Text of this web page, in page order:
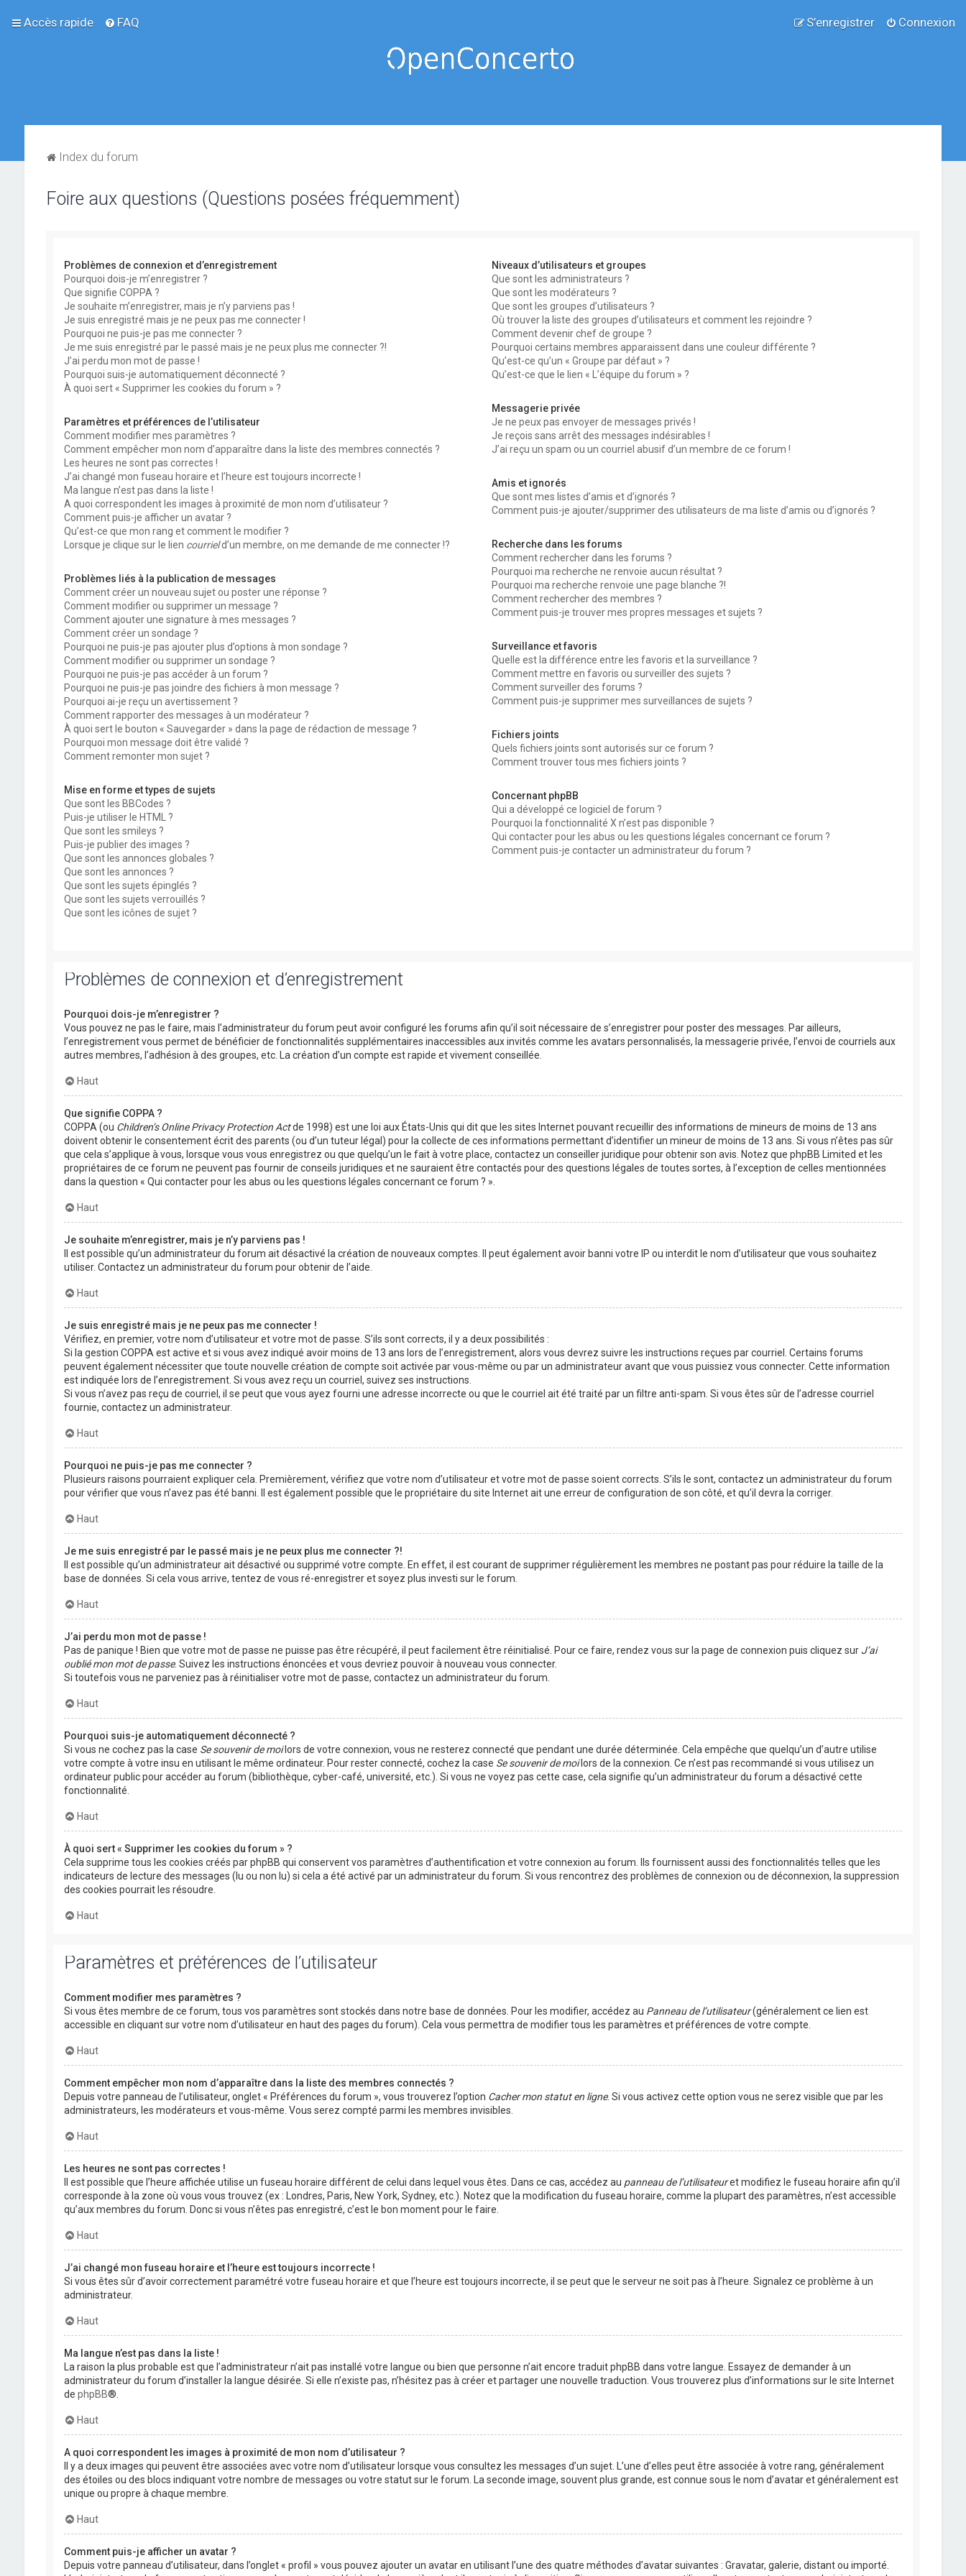
Accès rapide FAQ Connexion
S’enregistrer
Index du forum
Foire aux questions (Questions posées fréquemment)
Problèmes de connexion et d’enregistrement
Pourquoi dois-je m’enregistrer ?
Que signifie COPPA ?
Je souhaite m’enregistrer, mais je n’y parviens pas !
Je suis enregistré mais je ne peux pas me connecter !
Pourquoi ne puis-je pas me connecter ?
Je me suis enregistré par le passé mais je ne peux plus me connecter ?!
J’ai perdu mon mot de passe !
Pourquoi suis-je automatiquement déconnecté ?
À quoi sert « Supprimer les cookies du forum » ?
Paramètres et préférences de l’utilisateur
Comment modifier mes paramètres ?
Comment empêcher mon nom d’apparaître dans la liste des membres connectés ?
Les heures ne sont pas correctes !
J’ai changé mon fuseau horaire et l’heure est toujours incorrecte !
Ma langue n’est pas dans la liste !
A quoi correspondent les images à proximité de mon nom d’utilisateur ?
Comment puis-je afficher un avatar ?
Qu’est-ce que mon rang et comment le modifier ?
Lorsque je clique sur le lien courrield’un membre, on me demande de me connecter !?
Problèmes liés à la publication de messages
Comment créer un nouveau sujet ou poster une réponse ?
Comment modifier ou supprimer un message ?
Comment ajouter une signature à mes messages ?
Comment créer un sondage ?
Pourquoi ne puis-je pas ajouter plus d’options à mon sondage ?
Comment modifier ou supprimer un sondage ?
Pourquoi ne puis-je pas accéder à un forum ?
Pourquoi ne puis-je pas joindre des fichiers à mon message ?
Pourquoi ai-je reçu un avertissement ?
Comment rapporter des messages à un modérateur ?
À quoi sert le bouton « Sauvegarder » dans la page de rédaction de message ?
Pourquoi mon message doit être validé ?
Comment remonter mon sujet ?
Mise en forme et types de sujets
Que sont les BBCodes ?
Puis-je utiliser le HTML ?
Que sont les smileys ?
Puis-je publier des images ?
Que sont les annonces globales ?
Que sont les annonces ?
Que sont les sujets épinglés ?
Que sont les sujets verrouillés ?
Que sont les icônes de sujet ?
Niveaux d’utilisateurs et groupes
Que sont les administrateurs ?
Que sont les modérateurs ?
Que sont les groupes d’utilisateurs ?
Où trouver la liste des groupes d’utilisateurs et comment les rejoindre ?
Comment devenir chef de groupe ?
Pourquoi certains membres apparaissent dans une couleur différente ?
Qu’est-ce qu’un « Groupe par défaut » ?
Qu’est-ce que le lien « L’équipe du forum » ?
Messagerie privée
Je ne peux pas envoyer de messages privés !
Je reçois sans arrêt des messages indésirables !
J’ai reçu un spam ou un courriel abusif d’un membre de ce forum !
Amis et ignorés
Que sont mes listes d’amis et d’ignorés ?
Comment puis-je ajouter/supprimer des utilisateurs de ma liste d’amis ou d’ignorés ?
Recherche dans les forums
Comment rechercher dans les forums ?
Pourquoi ma recherche ne renvoie aucun résultat ?
Pourquoi ma recherche renvoie une page blanche ?!
Comment rechercher des membres ?
Comment puis-je trouver mes propres messages et sujets ?
Surveillance et favoris
Quelle est la différence entre les favoris et la surveillance ?
Comment mettre en favoris ou surveiller des sujets ?
Comment surveiller des forums ?
Comment puis-je supprimer mes surveillances de sujets ?
Fichiers joints
Quels fichiers joints sont autorisés sur ce forum ?
Comment trouver tous mes fichiers joints ?
Concernant phpBB
Qui a développé ce logiciel de forum ?
Pourquoi la fonctionnalité X n’est pas disponible ?
Qui contacter pour les abus ou les questions légales concernant ce forum ?
Comment puis-je contacter un administrateur du forum ?
Problèmes de connexion et d’enregistrement
Pourquoi dois-je m’enregistrer ?
Vous pouvez ne pas le faire, mais l’administrateur du forum peut avoir configuré les forums afin qu’il soit nécessaire de s’enregistrer pour poster des messages. Par ailleurs,
l’enregistrement vous permet de bénéficier de fonctionnalités supplémentaires inaccessibles aux invités comme les avatars personnalisés, la messagerie privée, l’envoi de courriels aux
autres membres, l’adhésion à des groupes, etc. La création d’un compte est rapide et vivement conseillée.
Haut
Que signifie COPPA ?
COPPA (ou Children’s Online Privacy Protection Actde 1998) est une loi aux États-Unis qui dit que les sites Internet pouvant recueillir des informations de mineurs de moins de 13 ans
doivent obtenir le consentement écrit des parents (ou d’un tuteur légal) pour la collecte de ces informations permettant d’identifier un mineur de moins de 13 ans. Si vous n’êtes pas sûr
que cela s’applique à vous, lorsque vous vous enregistrez ou que quelqu’un le fait à votre place, contactez un conseiller juridique pour obtenir son avis. Notez que phpBB Limited et les
propriétaires de ce forum ne peuvent pas fournir de conseils juridiques et ne sauraient être contactés pour des questions légales de toutes sortes, à l’exception de celles mentionnées
dans la question « Qui contacter pour les abus ou les questions légales concernant ce forum ? ».
Haut
Je souhaite m’enregistrer, mais je n’y parviens pas !
Il est possible qu’un administrateur du forum ait désactivé la création de nouveaux comptes. Il peut également avoir banni votre IP ou interdit le nom d’utilisateur que vous souhaitez
utiliser. Contactez un administrateur du forum pour obtenir de l’aide.
Haut
Je suis enregistré mais je ne peux pas me connecter !
Vérifiez, en premier, votre nom d’utilisateur et votre mot de passe. S’ils sont corrects, il y a deux possibilités :
Si la gestion COPPA est active et si vous avez indiqué avoir moins de 13 ans lors de l’enregistrement, alors vous devrez suivre les instructions reçues par courriel. Certains forums
peuvent également nécessiter que toute nouvelle création de compte soit activée par vous-même ou par un administrateur avant que vous puissiez vous connecter. Cette information
est indiquée lors de l’enregistrement. Si vous avez reçu un courriel, suivez ses instructions.
Si vous n’avez pas reçu de courriel, il se peut que vous ayez fourni une adresse incorrecte ou que le courriel ait été traité par un filtre anti-spam. Si vous êtes sûr de l’adresse courriel
fournie, contactez un administrateur.
Haut
Pourquoi ne puis-je pas me connecter ?
Plusieurs raisons pourraient expliquer cela. Premièrement, vérifiez que votre nom d’utilisateur et votre mot de passe soient corrects. S’ils le sont, contactez un administrateur du forum
pour vérifier que vous n’avez pas été banni. Il est également possible que le propriétaire du site Internet ait une erreur de configuration de son côté, et qu’il devra la corriger.
Haut
Je me suis enregistré par le passé mais je ne peux plus me connecter ?!
Il est possible qu’un administrateur ait désactivé ou supprimé votre compte. En effet, il est courant de supprimer régulièrement les membres ne postant pas pour réduire la taille de la
base de données. Si cela vous arrive, tentez de vous ré-enregistrer et soyez plus investi sur le forum.
Haut
J’ai perdu mon mot de passe !
Pas de panique ! Bien que votre mot de passe ne puisse pas être récupéré, il peut facilement être réinitialisé. Pour ce faire, rendez vous sur la page de connexion puis cliquez sur J’ai
oublié mon mot de passe. Suivez les instructions énoncées et vous devriez pouvoir à nouveau vous connecter.
Si toutefois vous ne parveniez pas à réinitialiser votre mot de passe, contactez un administrateur du forum.
Haut
Pourquoi suis-je automatiquement déconnecté ?
Si vous ne cochez pas la case Se souvenir de moilors de votre connexion, vous ne resterez connecté que pendant une durée déterminée. Cela empêche que quelqu’un d’autre utilise
votre compte à votre insu en utilisant le même ordinateur. Pour rester connecté, cochez la case Se souvenir de moilors de la connexion. Ce n’est pas recommandé si vous utilisez un
ordinateur public pour accéder au forum (bibliothèque, cyber-café, université, etc.). Si vous ne voyez pas cette case, cela signifie qu’un administrateur du forum a désactivé cette
fonctionnalité.
Haut
À quoi sert « Supprimer les cookies du forum » ?
Cela supprime tous les cookies créés par phpBB qui conservent vos paramètres d’authentification et votre connexion au forum. Ils fournissent aussi des fonctionnalités telles que les
indicateurs de lecture des messages (lu ou non lu) si cela a été activé par un administrateur du forum. Si vous rencontrez des problèmes de connexion ou de déconnexion, la suppression
des cookies pourrait les résoudre.
Haut
Paramètres et préférences de l’utilisateur
Comment modifier mes paramètres ?
Si vous êtes membre de ce forum, tous vos paramètres sont stockés dans notre base de données. Pour les modifier, accédez au Panneau de l’utilisateur(généralement ce lien est
accessible en cliquant sur votre nom d’utilisateur en haut des pages du forum). Cela vous permettra de modifier tous les paramètres et préférences de votre compte.
Haut
Comment empêcher mon nom d’apparaître dans la liste des membres connectés ?
Depuis votre panneau de l’utilisateur, onglet « Préférences du forum », vous trouverez l’option Cacher mon statut en ligne. Si vous activez cette option vous ne serez visible que par les
administrateurs, les modérateurs et vous-même. Vous serez compté parmi les membres invisibles.
Haut
Les heures ne sont pas correctes !
Il est possible que l’heure affichée utilise un fuseau horaire différent de celui dans lequel vous êtes. Dans ce cas, accédez au panneau de l’utilisateuret modifiez le fuseau horaire afin qu’il
corresponde à la zone où vous vous trouvez (ex : Londres, Paris, New York, Sydney, etc.). Notez que la modification du fuseau horaire, comme la plupart des paramètres, n’est accessible
qu’aux membres du forum. Donc si vous n’êtes pas enregistré, c’est le bon moment pour le faire.
Haut
J’ai changé mon fuseau horaire et l’heure est toujours incorrecte !
Si vous êtes sûr d’avoir correctement paramétré votre fuseau horaire et que l’heure est toujours incorrecte, il se peut que le serveur ne soit pas à l’heure. Signalez ce problème à un
administrateur.
Haut
Ma langue n’est pas dans la liste !
La raison la plus probable est que l’administrateur n’ait pas installé votre langue ou bien que personne n’ait encore traduit phpBB dans votre langue. Essayez de demander à un
administrateur du forum d’installer la langue désirée. Si elle n’existe pas, n’hésitez pas à créer et partager une nouvelle traduction. Vous trouverez plus d’informations sur le site Internet
de phpBB®.
Haut
A quoi correspondent les images à proximité de mon nom d’utilisateur ?
Il y a deux images qui peuvent être associées avec votre nom d’utilisateur lorsque vous consultez les messages d’un sujet. L’une d’elles peut être associée à votre rang, généralement
des étoiles ou des blocs indiquant votre nombre de messages ou votre statut sur le forum. La seconde image, souvent plus grande, est connue sous le nom d’avatar et généralement est
unique ou propre à chaque membre.
Haut
Comment puis-je afficher un avatar ?
Depuis votre panneau d’utilisateur, dans l’onglet « profil » vous pouvez ajouter un avatar en utilisant l’une des quatre méthodes d’avatar suivantes : Gravatar, galerie, distant ou importé.